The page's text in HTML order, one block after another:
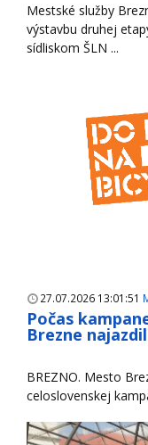
Mestské služby
výstavbu druhej
sídliskom ŠLN ...
27.07.2026 13:01:51
Počas
Brezne
BREZNO. Mesto
celoslovenskej